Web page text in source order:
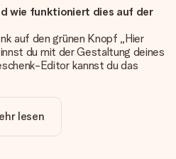
wie funktioniert dies auf der
auf den grünen Knopf „Hier
du mit der Gestaltung deines
Editor kannst du das
Designs, um deinem
zu verleihen.
lesen